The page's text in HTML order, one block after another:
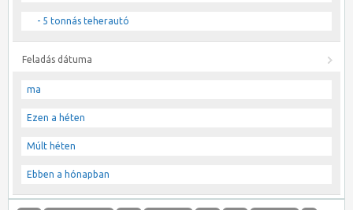
- 5 tonnás teherautó
Feladás dátuma
ma
Ezen a héten
Múlt héten
Ebben a hónapban